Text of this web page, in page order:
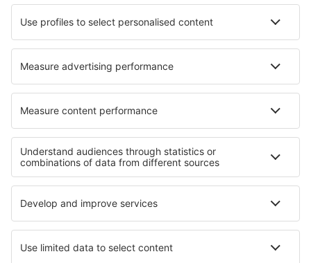
Hotels in Ecclefechan Hotels in Bark
Hotels in Kilmuckridge
Die besten Hotels - Regionen
Hotels in Pag Island Hotels in Kroatien
Hotels in Brac Island Hotels in Dubrovnik Riviera
Hotels in Krk Hotels in Val-Cenis
Hotels in Stredné Považie Hotels in Sofia (province)
Hotels in Tyresta National Park Hotels in Anglesey